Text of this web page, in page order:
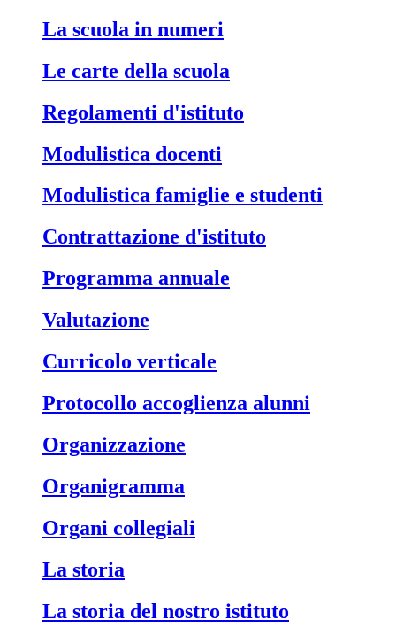
La scuola in numeri
Le carte della scuola
Regolamenti d'istituto
Modulistica docenti
Modulistica famiglie e studenti
Contrattazione d'istituto
Programma annuale
Valutazione
Curricolo verticale
Protocollo accoglienza alunni
Organizzazione
Organigramma
Organi collegiali
La storia
La storia del nostro istituto